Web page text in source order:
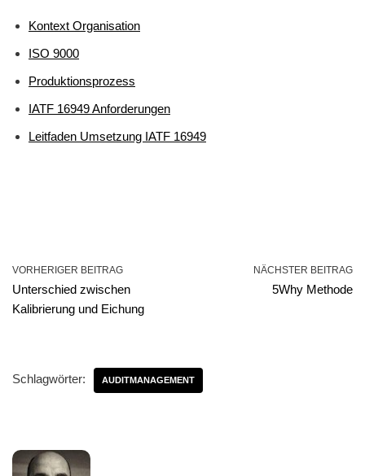
Kontext Organisation
ISO 9000
Produktionsprozess
IATF 16949 Anforderungen
Leitfaden Umsetzung IATF 16949
VORHERIGER BEITRAG
Unterschied zwischen
Kalibrierung und Eichung
NÄCHSTER BEITRAG
5Why Methode
Schlagwörter: AUDITMANAGEMENT